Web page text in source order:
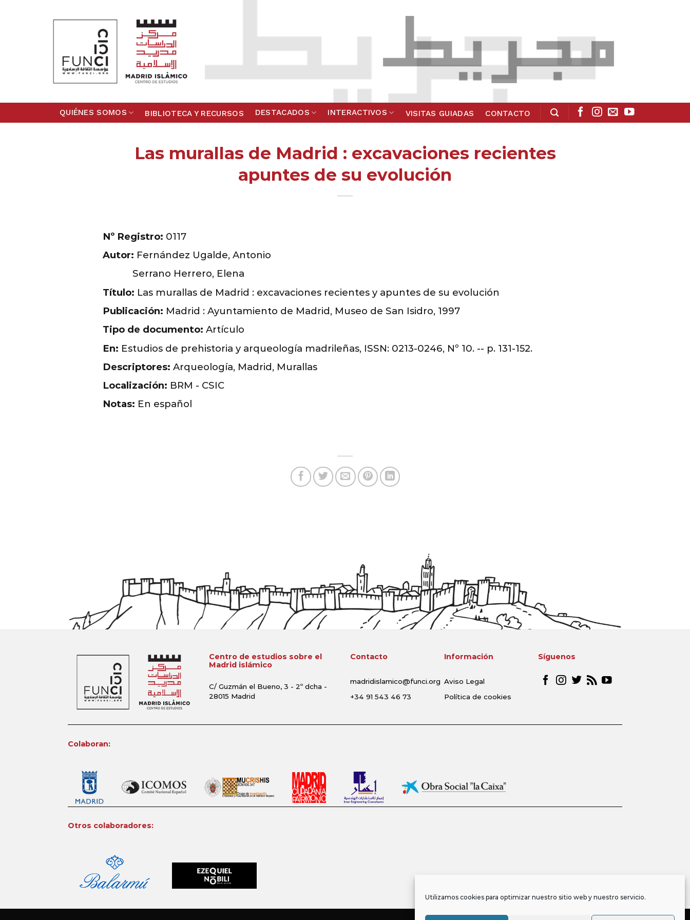
Utilizamos cookies para optimizar nuestro sitio web y nuestro servicio.
QUIÉNES SOMOS BIBLIOTECA Y RECURSOS DESTACADOS INTERACTIVOS VISITAS GUIADAS CONTACTO
Las murallas de Madrid : excavaciones recientes
apuntes de su evolución
Nº Registro: 0117
Autor: Fernández Ugalde, Antonio
Serrano Herrero, Elena
Título: Las murallas de Madrid : excavaciones recientes y apuntes de su evolución
Publicación: Madrid : Ayuntamiento de Madrid, Museo de San Isidro, 1997
Tipo de documento: Artículo
En: Estudios de prehistoria y arqueología madrileñas, ISSN: 0213-0246, Nº 10. -- p. 131-152.
Descriptores: Arqueología, Madrid, Murallas
Localización: BRM - CSIC
Notas: En español
Centro de estudios sobre el
Madrid islámico
C/ Guzmán el Bueno, 3 - 2º dcha -
28015 Madrid
Contacto
madridislamico@funci.org
+34 91 543 46 73
Información
Aviso Legal
Política de cookies
Síguenos
Colaboran:
Otros colaboradores: